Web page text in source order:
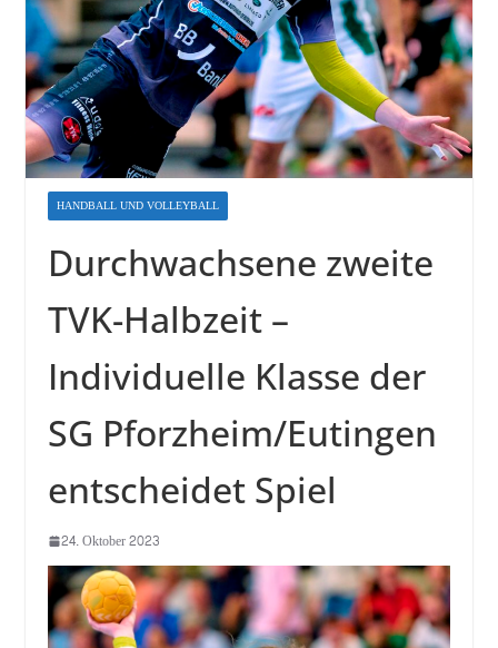
HANDBALL UND VOLLEYBALL
Durchwachsene zweite
TVK-Halbzeit –
Individuelle Klasse der
SG Pforzheim/Eutingen
entscheidet Spiel
24. Oktober 2023